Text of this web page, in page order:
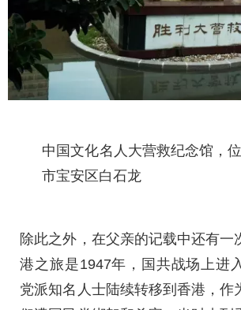
中国文化名人大营救纪念馆，
市宝安区白石龙
除此之外，在父亲的记载中还有一
港之旅是1947年，国共战场上进
党派知名人士陆续转移到香港，作